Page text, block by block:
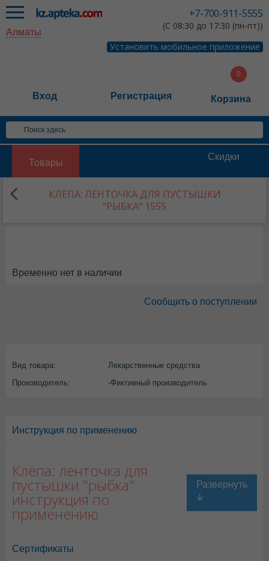
+7-700-911-5555
(С 08:30 до 17:30 (пн-пт))
Установить мобильное приложение
Алматы
Вход Регистрация Корзина
Товары
Скидки
КЛЁПА: ЛЕНТОЧКА ДЛЯ ПУСТЫШКИ
"РЫБКА" 1555
Временно нет в наличии
Сообщить о поступлении
Вид товара:
Лекарственные средства
Производитель:
-Фиктивный производитель
Инструкция по применению
Клёпа: ленточка для
пустышки "рыбка"
инструкция по
применению
Сертификаты